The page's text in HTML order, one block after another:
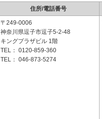
住所/電話番号
〒249-0006
神奈川県逗子市逗子5-2-48
キングプラザビル 1階
TEL： 0120-859-360
TEL： 046-873-5274